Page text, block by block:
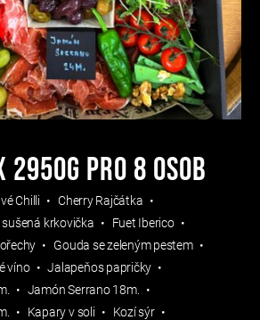
2950g pro 8 osob
Chilli
Cherry Rajčátka
krkovička
Fuet Iberico
Gouda se zeleným pestem
víno
Jalapeňos papričky
Jamón Serrano 18m.
Kapary v soli
Kozí sýr